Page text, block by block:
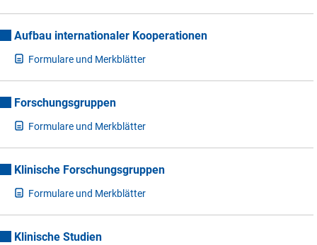
Aufbau internationaler Kooperationen
Formulare und Merkblätter
Forschungsgruppen
Formulare und Merkblätter
Klinische Forschungsgruppen
Formulare und Merkblätter
Klinische Studien